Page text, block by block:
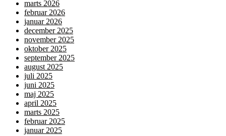
marts 2026
februar 2026
januar 2026
december 2025
november 2025
oktober 2025
september 2025
august 2025
juli 2025
juni 2025
maj 2025
april 2025
marts 2025
februar 2025
januar 2025